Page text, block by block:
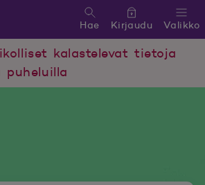
Valikko
Hae Kirjaudu
kalastelevat tietoja
puheluilla